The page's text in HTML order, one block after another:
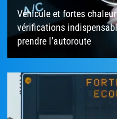
Véhicule et fortes
vérifications
prendre l’autoroute